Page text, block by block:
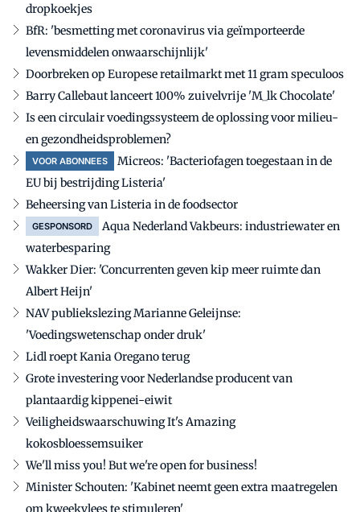
dropkoekjes
BfR: 'besmetting met coronavirus via geïmporteerde
levensmiddelen onwaarschijnlijk'
Doorbreken op Europese retailmarkt met 11 gram speculoos
Barry Callebaut lanceert 100% zuivelvrije 'M_lk Chocolate'
Is een circulair voedingssysteem de oplossing voor milieu-
en gezondheidsproblemen?
VOOR ABONNEES
Micreos: 'Bacteriofagen toegestaan in de
EU bij bestrijding Listeria'
Beheersing van Listeria in de foodsector
GESPONSORD
Aqua Nederland Vakbeurs: industriewater en
waterbesparing
Wakker Dier: 'Concurrenten geven kip meer ruimte dan
Albert Heijn'
NAV publiekslezing Marianne Geleijnse:
'Voedingswetenschap onder druk'
Lidl roept Kania Oregano terug
Grote investering voor Nederlandse producent van
plantaardig kippenei-eiwit
Veiligheidswaarschuwing It's Amazing
kokosbloessemsuiker
We'll miss you! But we're open for business!
Minister Schouten: 'Kabinet neemt geen extra maatregelen
om kweekvlees te stimuleren'